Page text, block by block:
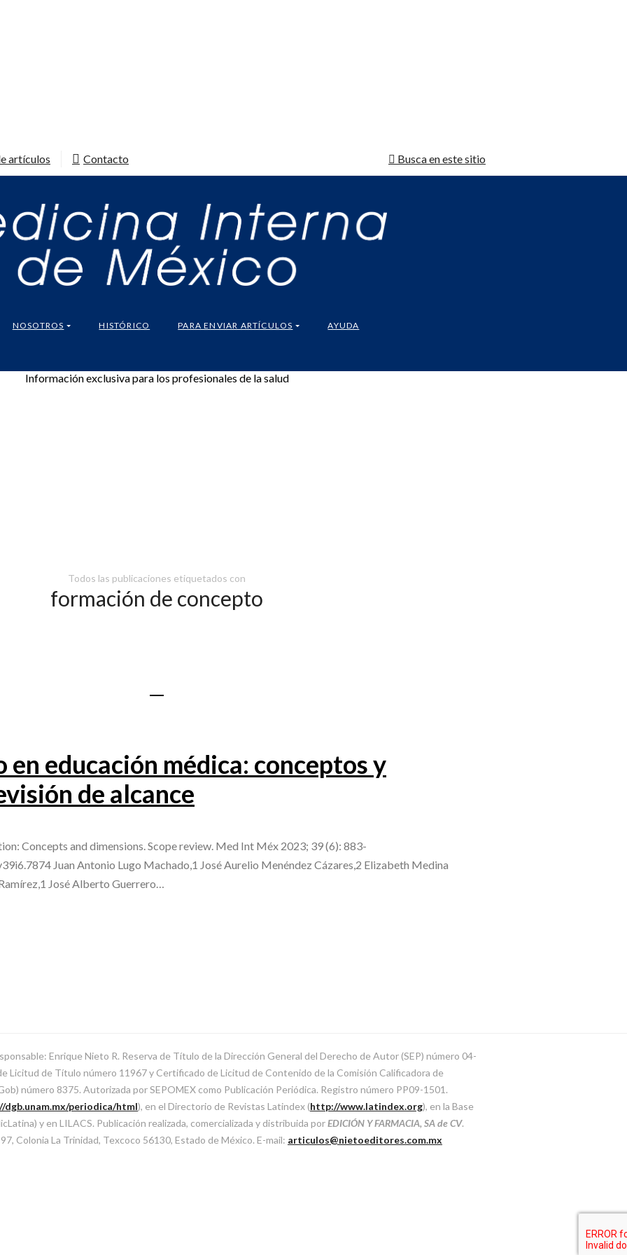
artículos Contacto Busca en este sitio
NOSOTROS HISTÓRICO PARA ENVIAR ARTÍCULOS AYUDA
Información exclusiva para los profesionales de la salud
Todos las publicaciones etiquetados con
formación de concepto
educación médica: conceptos y
de alcance
Concepts and dimensions. Scope review. Med Int Méx 2023; 39 (6): 883-
Juan Antonio Lugo Machado,1 José Aurelio Menéndez Cázares,2 Elizabeth Medina
José Alberto Guerrero…
Enrique Nieto R. Reserva de Título de la Dirección General del Derecho de Autor (SEP) número 04-
Licitud de Título número 11967 y Certificado de Licitud de Contenido de la Comisión Calificadora de
número 8375. Autorizada por SEPOMEX como Publicación Periódica. Registro número PP09-1501.
dgb.unam.mx/periodica/html), en el Directorio de Revistas Latindex (http://www.latindex.org), en la Base
y en LILACS. Publicación realizada, comercializada y distribuida porEDICIÓN Y FARMACIA, SA de CV.
Colonia La Trinidad, Texcoco 56130, Estado de México. E-mail: articulos@nietoeditores.com.mx